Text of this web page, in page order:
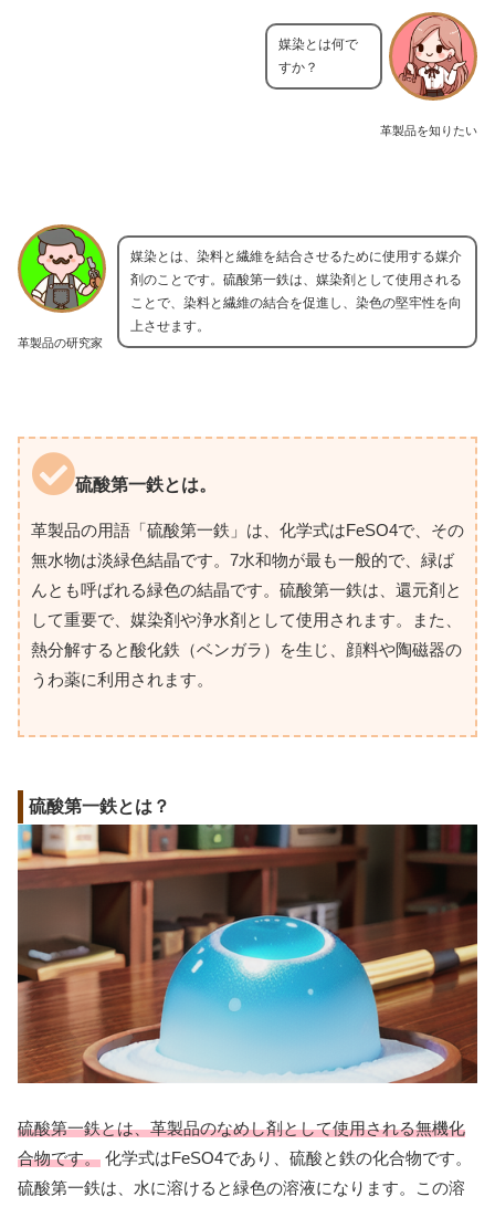
革製品を知りたい
媒染とは何で
すか？
革製品の研究家
媒染とは、染料と繊維を結合させるために使用する媒介
剤のことです。硫酸第一鉄は、媒染剤として使用される
ことで、染料と繊維の結合を促進し、染色の堅牢性を向
上させます。
硫酸第一鉄とは。
革製品の用語「硫酸第一鉄」は、化学式はFeSO4で、その
無水物は淡緑色結晶です。7水和物が最も一般的で、緑ば
んとも呼ばれる緑色の結晶です。硫酸第一鉄は、還元剤と
して重要で、媒染剤や浄水剤として使用されます。また、
熱分解すると酸化鉄（ベンガラ）を生じ、顔料や陶磁器の
うわ薬に利用されます。
硫酸第一鉄とは？
硫酸第一鉄とは、革製品のなめし剤として使用される無機化
合物です。 化学式はFeSO4であり、硫酸と鉄の化合物です。
硫酸第一鉄は、水に溶けると緑色の溶液になります。この溶